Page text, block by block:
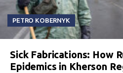
PETRO KOBERNYK
Sick Fabrications: How
Epidemics in Kherson